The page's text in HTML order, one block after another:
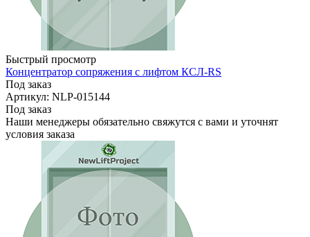
Быстрый просмотр
Концентратор сопряжения с лифтом КСЛ-RS
Под заказ
Артикул: NLP-015144
Под заказ
Наши менеджеры обязательно свяжутся с вами и уточнят
условия заказа